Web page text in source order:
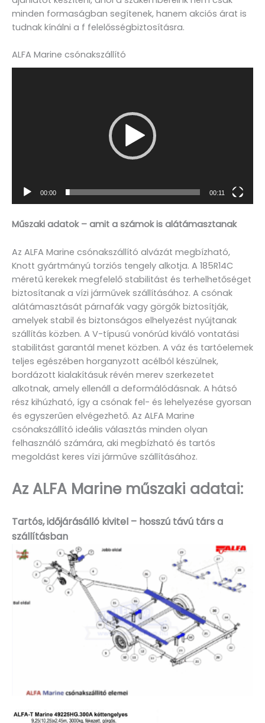
minden formaságban segítenek, hanem akciós árat is
tudnak kínálni a f felelősségbiztosításra.
ALFA Marine csónakszállító
00:00 00:11
Műszaki adatok – amit a számok is alátámasztanak
Az ALFA Marine csónakszállító alvázát megbízható,
Knott gyártmányú torziós tengely alkotja. A 185R14C
méretű kerekek megfelelő stabilitást és terhelhetőséget
biztosítanak a vízi járművek szállításához. A csónak
alátámasztását párnafák vagy görgők biztosítják,
amelyek stabil és biztonságos elhelyezést nyújtanak
szállítás közben. A V-típusú vonórúd kiváló vontatási
stabilitást garantál menet közben. A váz és tartóelemek
teljes egészében horganyzott acélból készülnek,
bordázott kialakításuk révén merev szerkezetet
alkotnak, amely ellenáll a deformálódásnak. A hátsó
rész kihúzható, így a csónak fel- és lehelyezése gyorsan
és egyszerűen elvégezhető. Az ALFA Marine
csónakszállító ideális választás minden olyan
felhasználó számára, aki megbízható és tartós
megoldást keres vízi járműve szállításához.
Az ALFA Marine műszaki adatai:
Tartós, időjárásálló kivitel – hosszú távú társ a
szállításban